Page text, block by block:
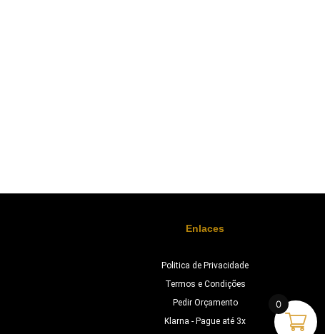
Enlaces
Politica de Privacidade
Termos e Condições
Pedir Orçamento
Klarna - Pague até 3x
0